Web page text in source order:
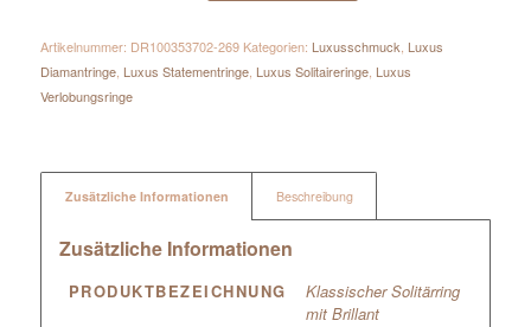
Artikelnummer: DR100353702-269 Kategorien: Luxusschmuck, Luxus
Diamantringe, Luxus Statementringe, Luxus Solitaireringe, Luxus
Verlobungsringe
Zusätzliche Informationen Beschreibung
Zusätzliche Informationen
PRODUKTBEZEICHNUNG
Klassischer Solitärring
mit Brillant